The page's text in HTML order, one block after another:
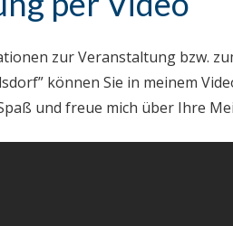
zur Veranstaltung bzw.
können Sie in meinem
und freue mich über Ihre